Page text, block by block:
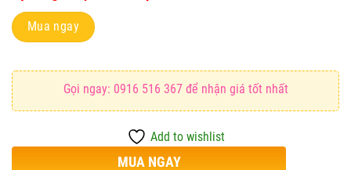
Mua ngay
Gọi ngay: 0916 516 367 để nhận giá tốt nhất
Add to wishlist
MUA NGAY